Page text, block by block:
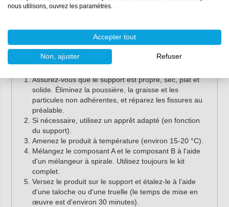
Instructions d'utilisation
Suivez les instructions ci-dessous pour appliquer
correctement Impermax Cold Polyurea Supreme.
Consultez également toujours la documentation technique
Assurez-vous que le support est propre, sec, plat et
solide. Éliminez la poussière, la graisse et les
particules non adhérentes, et réparez les fissures au
préalable.
Si nécessaire, utilisez un apprêt adapté (en fonction
du support).
Amenez le produit à température (environ 15-20 °C).
Mélangez le composant A et le composant B à l'aide
d'un mélangeur à spirale. Utilisez toujours le kit
complet.
Versez le produit sur le support et étalez-le à l'aide
d'une taloche ou d'une truelle (le temps de mise en
œuvre est d'environ 30 minutes).
nous utilisons, ouvrez les paramètres.
Accepter tout
Non, ajuster Refuser